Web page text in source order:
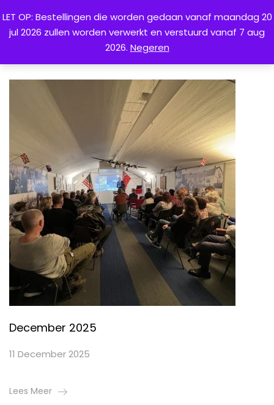
0
December 2025
11 December 2025
Lees Meer
LET OP: Bestellingen die worden gedaan vanaf maandag 20
jul 2026 zullen worden verwerkt en verstuurd vanaf 7 aug
2026. Negeren